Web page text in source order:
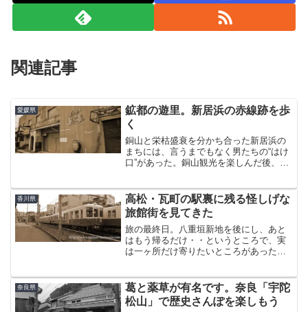
関連記事
愛媛県
鉱都の遊里。新居浜の赤線跡を歩
く
銅山と栄枯盛衰を分かち合った新居浜の
まちには、言うまでもなく男たちの“はけ
口”があった。銅山観光を楽しんだ後、色
つて、船着き場の近くに物資の検閲や中
継を担った「口屋」が...
香川県
高松・瓦町の駅裏に残る怪しげな
旅館街を見てきた
旅の最終日。八重垣新地を後にし、あと
はもう帰るだけ・・というところで、実
は一ヶ所だけ寄りたいところがあった。
日にここからほど近いところに泊まって
いたので、実際のところ6...
奈良県
葛と薬草が有名です。奈良「宇陀
松山」で歴史さんぽを楽しもう